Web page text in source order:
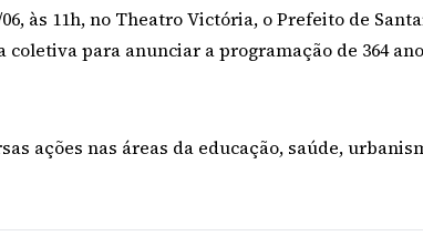
às 11h, no Theatro Victória, o Prefeito de
coletiva para anunciar a programação de 364
ações nas áreas da educação, saúde,